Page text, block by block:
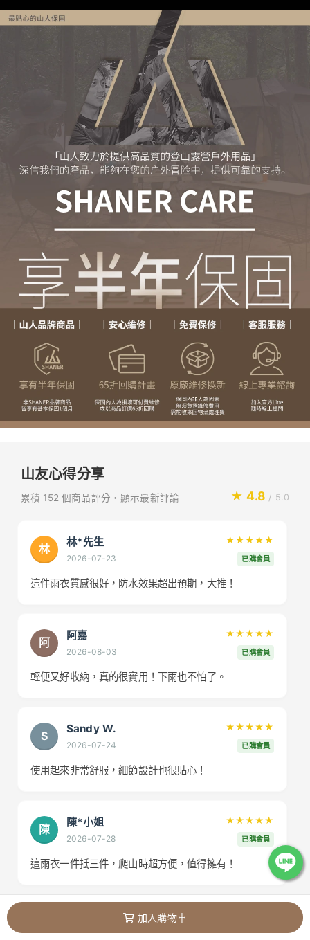
加入購物車
山友心得分享
累積 152 個商品評分・顯示最新評論 ★ 4.8 / 5.0
林
林*先生
2026-07-23
★★★★★
已購會員
這件雨衣質感很好，防水效果超出預期，大推！
阿
阿嘉
2026-08-03
★★★★★
已購會員
輕便又好收納，真的很實用！下雨也不怕了。
S
Sandy W.
2026-07-24
★★★★★
已購會員
使用起來非常舒服，細節設計也很貼心！
陳
陳*小姐
2026-07-28
★★★★★
已購會員
這雨衣一件抵三件，爬山時超方便，值得擁有！
2026-07-27 已購會員